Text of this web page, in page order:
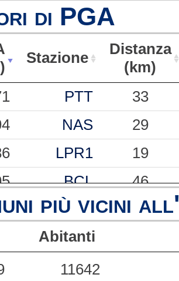
di PGA
Stazione
Distanza
(km)
Stazione
Distanza
(km)
PTT
33
NAS
29
LPR1
19
BCL
46
TRF
77
MZZ
TOR
più vicini
Abitanti
11642